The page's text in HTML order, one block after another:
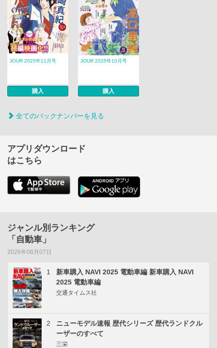
JOUR 2025年11月号
購入
JOUR 2025年10月号
購入
全てのバックナンバーを見る
アプリダウンロード
はこちら
ジャンル別ランキング
「自動車」
2026年08月07日
1
新車購入 NAVI 2025 電動車編 新車購入 NAVI
2025 電動車編
交通タイムス社
2
ニューモデル速報 歴代シリーズ 歴代ランドクル
ーザーのすべて
三栄